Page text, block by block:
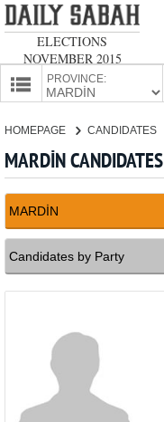
ELECTIONS
NOVEMBER 2015
PROVINCE:
CANDIDATES
HOMEPAGE CANDIDATES
MARDİN CANDIDATES